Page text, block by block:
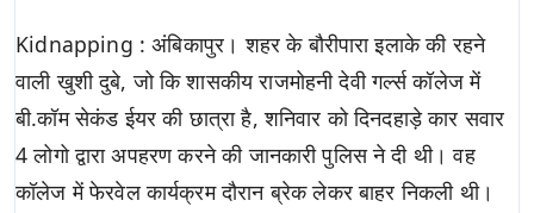
Kidnapping : अंबिकापुर। शहर के बौरीपारा इलाके की रहने
वाली खुशी दुबे, जो कि शासकीय राजमोहनी देवी गर्ल्स कॉलेज में
बी.कॉम सेकंड ईयर की छात्रा है, शनिवार को दिनदहाड़े कार सवार
4 लोगो द्वारा अपहरण करने की जानकारी पुलिस ने दी थी। वह
कॉलेज में फेरवेल कार्यक्रम दौरान ब्रेक लेकर बाहर निकली थी।